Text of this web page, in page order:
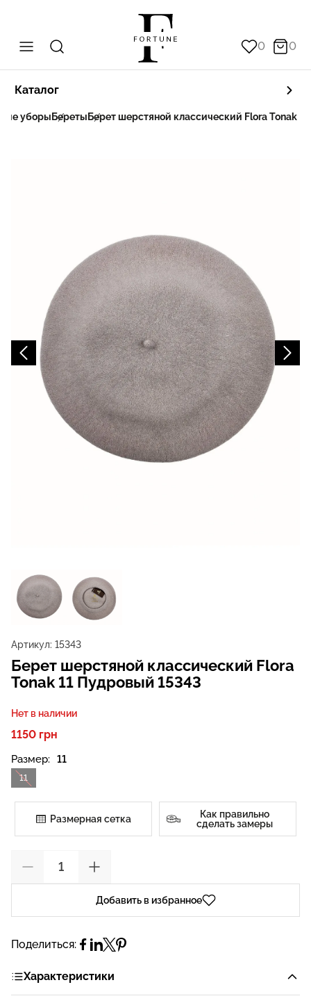
0 0
Каталог
уборы Береты Берет шерстяной классический Flora Tonak
Артикул: 15343
Берет шерстяной классический Flora
Tonak 11 Пудровый 15343
Нет в наличии
1150 грн
Размер: 11
11
Размерная сетка
Как правильно
сделать замеры
Добавить в избранное
Поделиться:
Характеристики